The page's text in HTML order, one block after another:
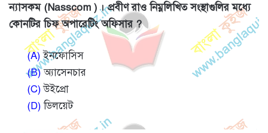
ন্যাসকম (Nasscom ) । প্রবীণ রাও নিম্নলিখিত সংস্থাগুলির মধ্যে
কোনটির চিফ অপারেটিং অফিসার ?
(A)ইনফোসিস
(B)অ্যাসেনচার
(C)উইপ্রো
(D)ডিলয়েট